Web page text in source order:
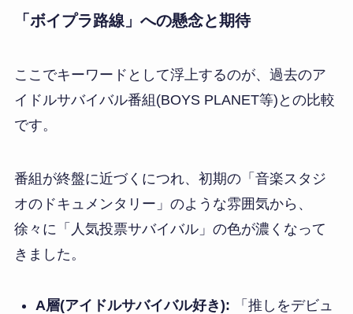
「ボイプラ路線」への懸念と期待
ここでキーワードとして浮上するのが、過去のア
イドルサバイバル番組(BOYS PLANET等)との比較
です。
番組が終盤に近づくにつれ、初期の「音楽スタジ
オのドキュメンタリー」のような雰囲気から、
徐々に「人気投票サバイバル」の色が濃くなって
きました。
A層(アイドルサバイバル好き): 「推しをデビュ